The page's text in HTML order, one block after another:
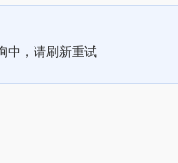
中，请刷新重试